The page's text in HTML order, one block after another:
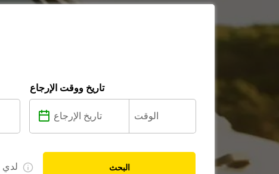
تاريخ ووقت الإرجاع
لدي البحث